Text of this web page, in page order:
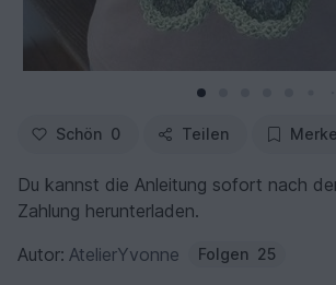
Schön 0 Teilen
Du kannst die Anleitung sofort nach
Zahlung herunterladen.
Autor: AtelierYvonne Folgen 25